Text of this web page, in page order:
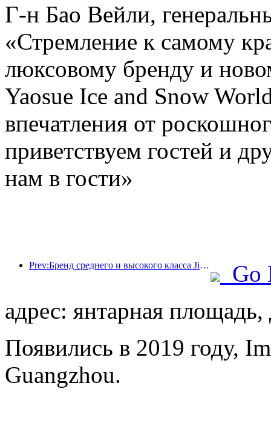
Г-н Бао Вейли,
«Стремление к самому
люксовому бренду и
Yaosue Ice and Snow
впечатления от
приветствуем гостей и
нам в гости»
Prev:Бренд среднего и высокого класса Jingsheng Hotel официально отправляется в плавание, открывая новую модель интеграции киберспорта, культуры и туризма.
Go
адрес: янтарная площадь,
Появились в 2019 году,
Guangzhou.